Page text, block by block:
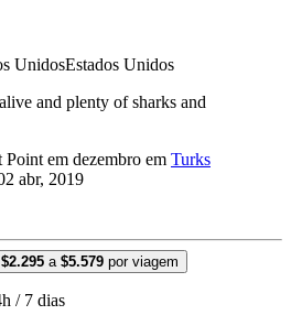
Estados Unidos
and plenty of sharks and
em dezembro em Turks
abr, 2019
$2.295 a $5.579 por viagem
/ 7 dias